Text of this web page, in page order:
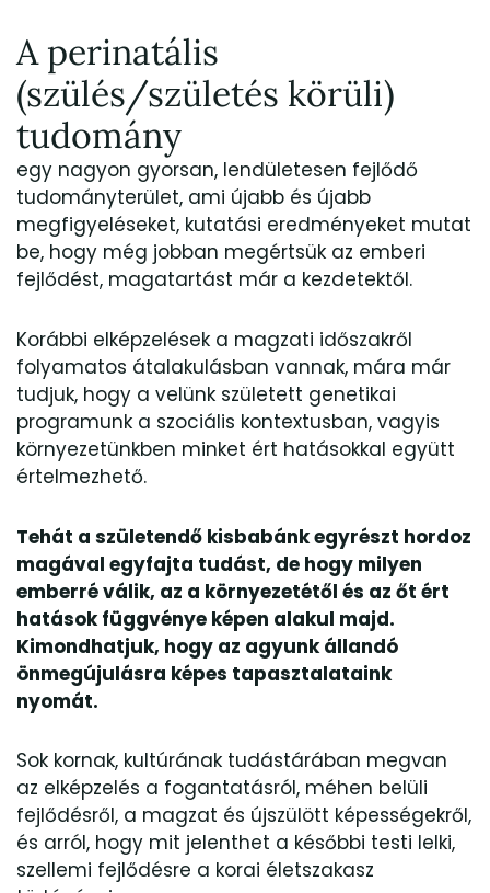
A perinatális
(szülés/születés körüli)
tudomány
egy nagyon gyorsan, lendületesen fejlődő
tudományterület, ami újabb és újabb
megfigyeléseket, kutatási eredményeket mutat
be, hogy még jobban megértsük az emberi
fejlődést, magatartást már a kezdetektől.
Korábbi elképzelések a magzati időszakről
folyamatos átalakulásban vannak, mára már
tudjuk, hogy a velünk született genetikai
programunk a szociális kontextusban, vagyis
környezetünkben minket ért hatásokkal együtt
értelmezhető.
Tehát a születendő kisbabánk egyrészt hordoz
magával egyfajta tudást, de hogy milyen
emberré válik, az a környezetétől és az őt ért
hatások függvénye képen alakul majd.
Kimondhatjuk, hogy az agyunk állandó
önmegújulásra képes tapasztalataink
nyomát.
Sok kornak, kultúrának tudástárában megvan
az elképzelés a fogantatásról, méhen belüli
fejlődésről, a magzat és újszülött képességekről,
és arról, hogy mit jelenthet a későbbi testi lelki,
szellemi fejlődésre a korai életszakasz